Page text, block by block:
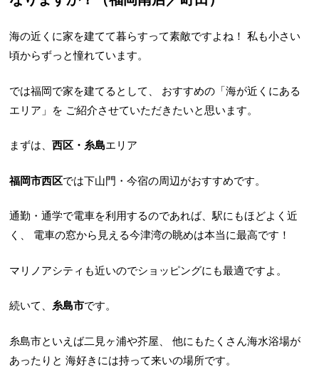
海の近くに家を建てて暮らすって素敵ですよね！ 私も小さい
頃からずっと憧れています。
では福岡で家を建てるとして、
おすすめの「海が近くにある
エリア」を ご紹介させていただきたいと思います。
まずは、西区・糸島エリア
福岡市西区では下山門・今宿の周辺がおすすめです。
通勤・通学で電車を利用するのであれば、駅にもほどよく近
く、
電車の窓から見える今津湾の眺めは本当に最高です！
マリノアシティも近いのでショッピングにも最適ですよ。
続いて、糸島市です。
糸島市といえば二見ヶ浦や芥屋、
他にもたくさん海水浴場が
あったりと 海好きには持って来いの場所です。